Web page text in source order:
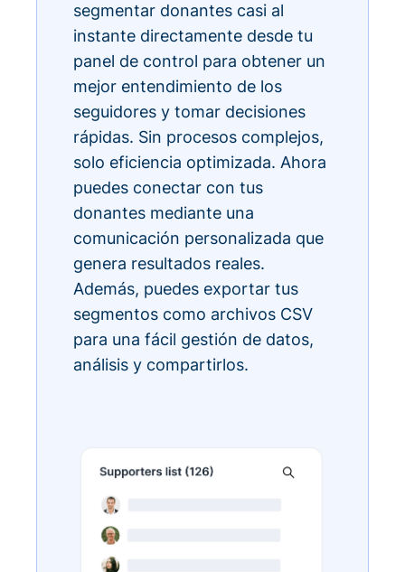
segmentar donantes casi al
instante directamente desde tu
panel de control para obtener un
mejor entendimiento de los
seguidores y tomar decisiones
rápidas. Sin procesos complejos,
solo eficiencia optimizada. Ahora
puedes conectar con tus
donantes mediante una
comunicación personalizada que
genera resultados reales.
Además, puedes exportar tus
segmentos como archivos CSV
para una fácil gestión de datos,
análisis y compartirlos.